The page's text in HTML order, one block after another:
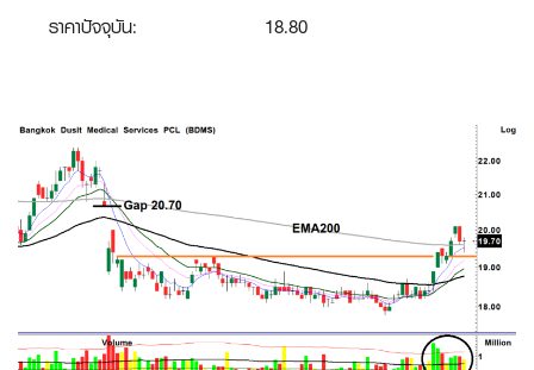
ราคาปัจจุบัน:
18.80